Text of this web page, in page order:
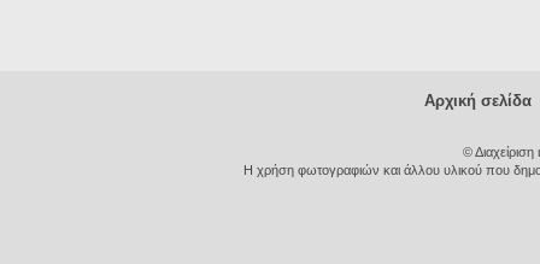
Αρχική σελίδα
©
Η χρήση φωτογραφιών και άλλου υλικού που